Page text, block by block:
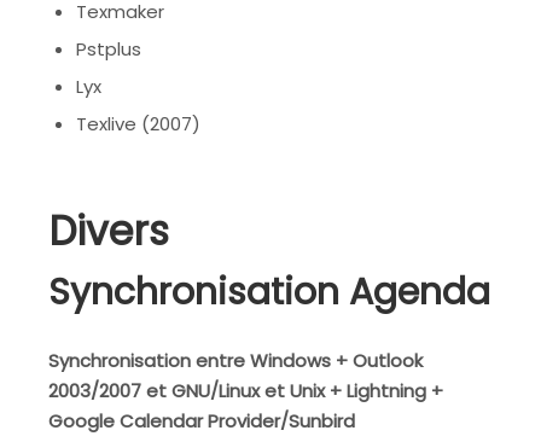
Texmaker
Pstplus
Lyx
Texlive (2007)
Divers
Synchronisation Agenda
Synchronisation entre Windows + Outlook
2003/2007 et GNU/Linux et Unix + Lightning +
Google Calendar Provider/Sunbird